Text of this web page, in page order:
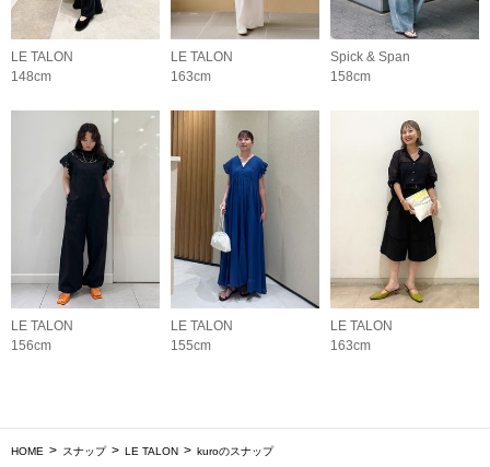
LE TALON
148cm
LE TALON
163cm
Spick & Span
158cm
LE TALON
156cm
LE TALON
155cm
LE TALON
163cm
HOME スナップ LE TALON kuroのスナップ